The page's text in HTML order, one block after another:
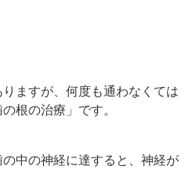
ますが、何度も通わなくては
根の治療」です。
中の神経に達すると、神経が